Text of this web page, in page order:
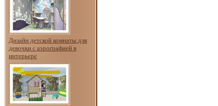
Дизайн детской комнаты для
девочки с аэрографией в
интерьере